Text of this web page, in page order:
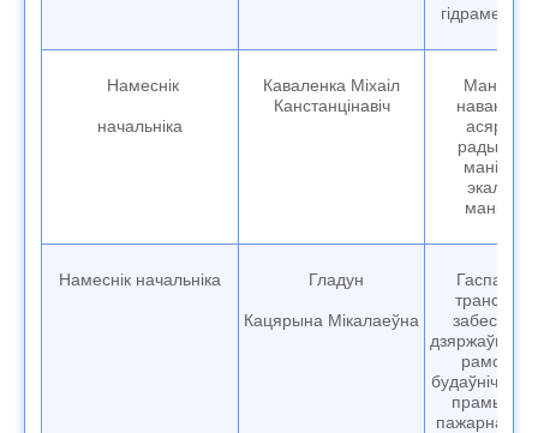
Намеснік
начальніка
Каваленка Міхаіл
Канстанцінавіч
Намеснік начальніка Гладун
Кацярына Мікалаеўна
дзяржаўныя
будаўнічыя
пажарная